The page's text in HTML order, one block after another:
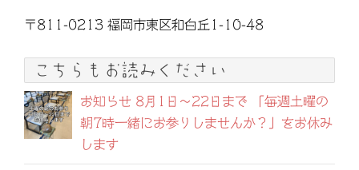
〒811-0213 福岡市東区和白丘1-10-48
こちらもお読みください
お知らせ 8月1日〜22日まで 「毎週土曜の
朝7時一緒にお参りしませんか？」をお休み
します